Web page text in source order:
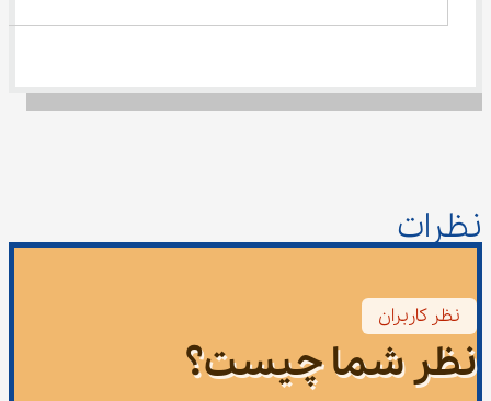
نظرات
نظر کاربران
نظر شما چیست؟